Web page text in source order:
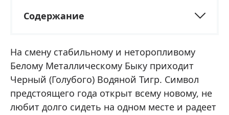
Содержание
На смену стабильному и неторопливому
Белому Металлическому Быку приходит
Черный (Голубого) Водяной Тигр. Символ
предстоящего года открыт всему новому, не
любит долго сидеть на одном месте и радеет